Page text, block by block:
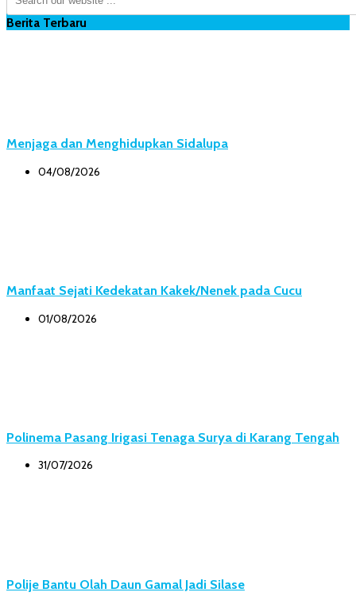
Berita Terbaru
Menjaga dan Menghidupkan Sidalupa
04/08/2026
Manfaat Sejati Kedekatan Kakek/Nenek pada Cucu
01/08/2026
Polinema Pasang Irigasi Tenaga Surya di Karang Tengah
31/07/2026
Polije Bantu Olah Daun Gamal Jadi Silase